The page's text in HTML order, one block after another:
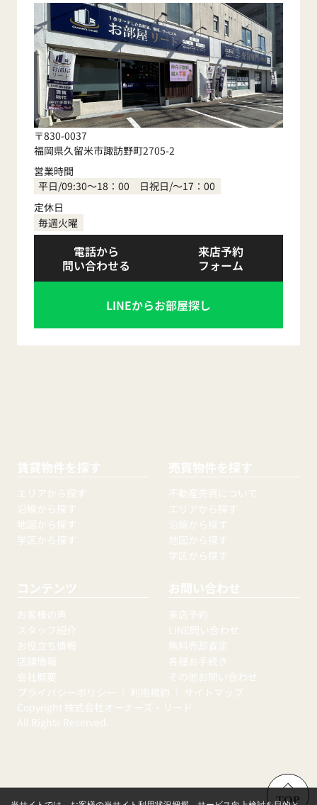
〒830-0037
福岡県久留米市諏訪野町2705-2
営業時間
平日/09:30～18：00 日祝日/～17：00
定休日
毎週火曜
電話から
問い合わせる
来店予約
フォーム
LINEからお部屋探し
賃貸物件を探す
エリアから探す
沿線から探す
地図から探す
学区から探す
売買物件を探す
不動産売買について
エリアから探す
沿線から探す
地図から探す
学区から探す
コンテンツ
お客様の声
スタッフ紹介
お役立ち情報
店舗情報
会社概要
お問い合わせ
来店予約
LINE問い合わせ
無料売却査定
各種お手続き
その他お問い合わせ
プライバシーポリシー
利用規約
サイトマップ
Copyright 株式会社オーナーズ・リード
All Rights Reserved.
TOP